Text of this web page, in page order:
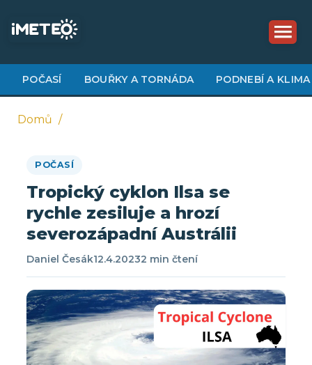
obsahu
POČASÍ BOUŘKY A TORNÁDA PODNEBÍ A KLIMA
navigace
Domů
POČASÍ
Tropický cyklon Ilsa se
rychle zesiluje a hrozí
severozápadní Austrálii
Daniel Česák12.4.20232 min čtení